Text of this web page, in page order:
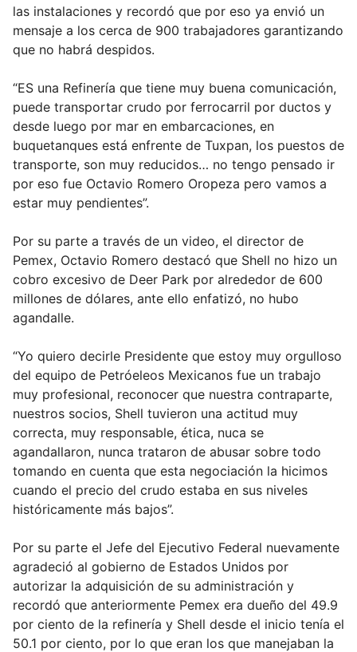
las instalaciones y recordó que por eso ya envió un
mensaje a los cerca de 900 trabajadores garantizando
que no habrá despidos.
“ES una Refinería que tiene muy buena comunicación,
puede transportar crudo por ferrocarril por ductos y
desde luego por mar en embarcaciones, en
buquetanques está enfrente de Tuxpan, los puestos de
transporte, son muy reducidos… no tengo pensado ir
por eso fue Octavio Romero Oropeza pero vamos a
estar muy pendientes”.
Por su parte a través de un video, el director de
Pemex, Octavio Romero destacó que Shell no hizo un
cobro excesivo de Deer Park por alrededor de 600
millones de dólares, ante ello enfatizó, no hubo
agandalle.
“Yo quiero decirle Presidente que estoy muy orgulloso
del equipo de Petróeleos Mexicanos fue un trabajo
muy profesional, reconocer que nuestra contraparte,
nuestros socios, Shell tuvieron una actitud muy
correcta, muy responsable, ética, nuca se
agandallaron, nunca trataron de abusar sobre todo
tomando en cuenta que esta negociación la hicimos
cuando el precio del crudo estaba en sus niveles
históricamente más bajos”.
Por su parte el Jefe del Ejecutivo Federal nuevamente
agradeció al gobierno de Estados Unidos por
autorizar la adquisición de su administración y
recordó que anteriormente Pemex era dueño del 49.9
por ciento de la refinería y Shell desde el inicio tenía el
50.1 por ciento, por lo que eran los que manejaban la